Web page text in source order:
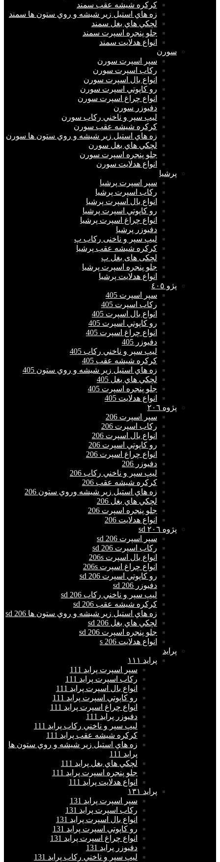
كركره شيشه عقب سمند
زه هاي استيل زير شيشه و روي ستون ها سمند
لچكي هاي بغل سمند
جلو پنجره اسپرت سمند
انواع هدلايت سمند
سورن
سپر اسپرت سورن
ركاب اسپرت سورن
انواع بال اسپرت سورن
رو كاپوتي اسپرت سورن
انواع چراغ اسپرت سورن
دفيوزر سورن
ليپ سپر و ناخني ركاب سورن
كركره شيشه عقب سورن
زه هاي استيل زير شيشه و روي ستون ها سورن
لچكي هاي بغل سورن
جلو پنجره اسپرت سورن
انواع هدلايت سورن
پرشيا
سپر اسپرت پرشیا
ركاب اسپرت پرشیا
انواع بال اسپرت پرشیا
رو كاپوتي اسپرت پرشیا
انواع چراغ اسپرت پرشیا
دفيوزر پرشیا
لیپ سپر و ناخنی رکاب پ
كركره شيشه عقب پرشیا
لچکی های بغل پ
جلو پنجره اسپرت پرشیا
انواع هدلايت پرشیا
پژو ٤٠٥
سپر اسپرت 405
ركاب اسپرت 405
انواع بال اسپرت 405
رو كاپوتي اسپرت 405
انواع چراغ اسپرت 405
دفيوزر 405
ليپ سپر و ناخني ركاب 405
كركره شيشه عقب 405
زه هاي استيل زير شيشه و روي ستون 405
لچكي هاي بغل 405
جلو پنجره اسپرت 405
انواع هدلايت 405
پژوه ٢٠٦
سپر اسپرت 206
ركاب اسپرت 206
انواع بال اسپرت 206
رو كاپوتي اسپرت 206
انواع چراغ اسپرت 206
دفيوزر 206
ليپ سپر و ناخني ركاب 206
كركره شيشه عقب 206
زه هاي استيل زير شيشه وروي ستون 206
لچكي هاي بغل 206
جلو پنجره اسپرت 206
انواع هدلايت 206
پژوه ٢٠٦ sd
سپر اسپرت 206 sd
ركاب اسپرت 206 sd
انواع بال اسپرت 206s
انواع چراغ اسپرت 206s
رو كاپوتي اسپرت 206 sd
دفيوزر 206 sd
ليپ سپر و ناخني ركاب 206 sd
كركره شيشه عقب 206 sd
زه هاي استيل زير شيشه و روي ستون ها 206 sd
لچكي هاي بغل 206 sd
جلو پنجره اسپرت 206 sd
انواع هدلايت 206 s
پراید
پرايد ١١١
سپر اسپرت پراید 111
ركاب اسپرت پراید 111
انواع بال اسپرت پراید 111
رو كاپوتي اسپرت پراید 111
انواع چراغ اسپرت پراید 111
دفيوزر پراید 111
ليپ سپر و ناخني ركاب پراید 111
كركره شيشه عقب پراید 111
زه هاي استيل زير شيشه و روي ستون ها
پراید 111
لچكي هاي بغل پراید 111
جلو پنجره اسپرت پراید 111
انواع هدلايت پراید 111
پرايد ١٣١
سپر اسپرت پراید 131
ركاب اسپرت پراید 131
انواع بال اسپرت پراید 131
رو كاپوتي اسپرت پراید 131
انواع چراغ اسپرت پراید 131
دفيوزر پراید 131
ليپ سپر و ناخني ركاب پراید 131